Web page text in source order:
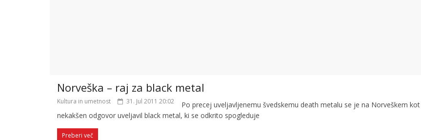
Norveška – raj za black metal
Kultura in umetnost 31. Jul 2011 20:02
Po precej uveljavljenemu švedskemu death metalu se je na Norveškem kot
nekakšen odgovor uveljavil black metal, ki se odkrito spogleduje
Preberi več